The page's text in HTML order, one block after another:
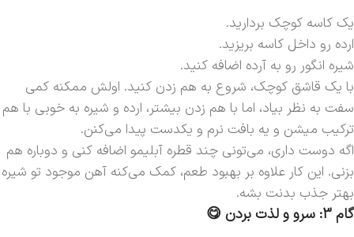
یک کاسه کوچک بردارید.
ارده رو داخل کاسه بریزید.
شیره انگور رو به آرده اضافه کنید.
با یک قاشق کوچک، شروع به هم زدن کنید. اولش ممکنه کمی
سفت به نظر بیاد، اما با هم زدن بیشتر، ارده و شیره به خوبی با هم
ترکیب میشن و یه بافت نرم و یکدست پیدا می‌کنن.
اگه دوست داری، می‌تونی چند قطره آبلیمو اضافه کنی و دوباره هم
بزنی. این کار علاوه بر بهبود طعم، کمک می‌کنه آهن موجود تو شیره
بهتر جذب بدنت بشه.
گام 3: سرو و لذت بردن 😋